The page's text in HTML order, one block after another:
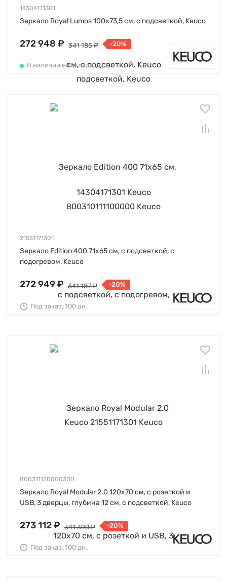
14304171301
Зеркало Royal Lumos 100х73,5 см, с подсветкой, Keuco
272 948 ₽ 341 185 ₽ -20%
В наличии на складе
21551171301
Зеркало Edition 400 71х65 см, с подсветкой, с
подогревом, Keuco
272 949 ₽ 341 187 ₽ -20%
Под заказ, 100 дн.
800311120000300
Зеркало Royal Modular 2.0 120х70 см, с розеткой и
USB, 3 дверцы, глубина 12 см, с подсветкой, Keuco
273 112 ₽ 341 390 ₽ -20%
Под заказ, 100 дн.